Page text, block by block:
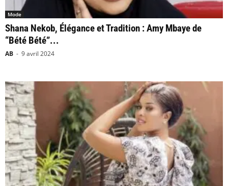
Mode
Shana Nekob, Élégance et Tradition : Amy Mbaye de
“Bété Bété”...
AB - 9 avril 2024